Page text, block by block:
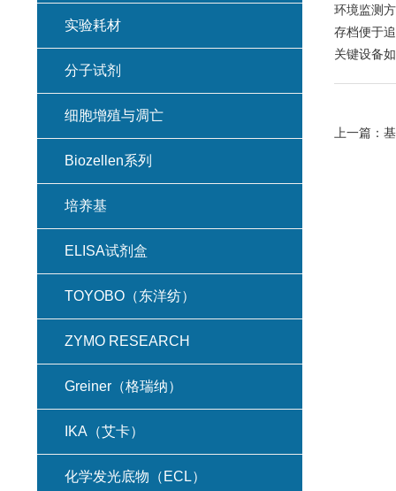
环境监测
存档便于
关键设备
上一篇：
实验耗材
分子试剂
细胞增殖与凋亡
Biozellen系列
培养基
ELISA试剂盒
TOYOBO（东洋纺）
ZYMO RESEARCH
Greiner（格瑞纳）
IKA（艾卡）
化学发光底物（ECL）